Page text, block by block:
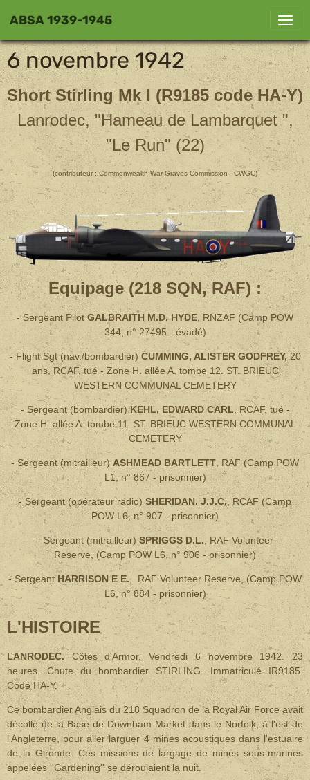
ABSA 1939-1945
6 novembre 1942
Short Stirling Mk I (R9185 code HA-Y)
Lanrodec, "Hameau de Lambarquet ",
"Le Run" (22)
(contributeur : Commonwealth War Graves Commission - CWGC)
Equipage (218 SQN, RAF) :
- Sergeant PilotGALBRAITH M.D. HYDE , RNZAF (Camp POW
344, n° 27495 - évadé)
- Flight Sgt (nav./bombardier) CUMMING, ALISTER GODFREY,20
ans, RCAF, tué - Zone H. allée A. tombe 12. ST. BRIEUC
WESTERN COMMUNAL CEMETERY
- Sergeant (bombardier)KEHL, EDWARD CARL , RCAF, tué -
Zone H. allée A. tombe 11. ST. BRIEUC WESTERN COMMUNAL
CEMETERY
- Sergeant (mitrailleur) ASHMEAD BARTLETT, RAF (Camp POW
L1, n° 867 - prisonnier)
- Sergeant (opérateur radio) SHERIDAN. J.J.C., RCAF (Camp
POW L6, n° 907 - prisonnier)
- Sergeant (mitrailleur) SPRIGGS D.L. , RAF Volunteer
Reserve, (Camp POW L6, n° 906 - prisonnier)
- SergeantHARRISON E E., RAF Volunteer Reserve, (Camp POW
L6, n° 884 - prisonnier)
L'HISTOIRE
LANRODEC.Côtes d'Armor. Vendredi 6 novembre 1942. 23
heures. Chute du bombardier STIRLING. Immatriculé IR9185.
Codé HA-Y.
Ce bombardier Anglais du 218 Squadron de la Royal Air Force avait
décollé de la Base de Downham Market dans le Norfolk, à l'est de
l'Angleterre, pour aller larguer 4 mines acoustiques dans l'estuaire
de la Gironde. Ces missions de largage de mines sous-marines
appelées ''Gardening'' se déroulaient la nuit.